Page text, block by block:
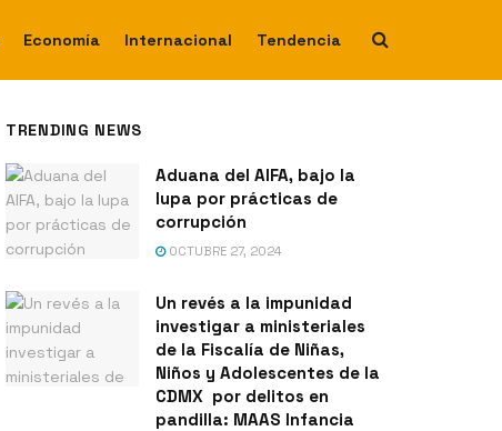
Economía Internacional Tendencia
TRENDING NEWS
Aduana del AIFA, bajo la
lupa por prácticas de
corrupción
OCTUBRE 27, 2024
Un revés a la impunidad
investigar a ministeriales
de la Fiscalía de Niñas,
Niños y Adolescentes de la
CDMX por delitos en
pandilla: MAAS Infancia